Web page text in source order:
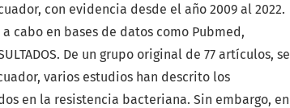
con evidencia desde el año 2009 al 2022.
cabo en bases de datos como Pubmed,
De un grupo original de 77 artículos, se
varios estudios han descrito los
en la resistencia bacteriana. Sin embargo, en